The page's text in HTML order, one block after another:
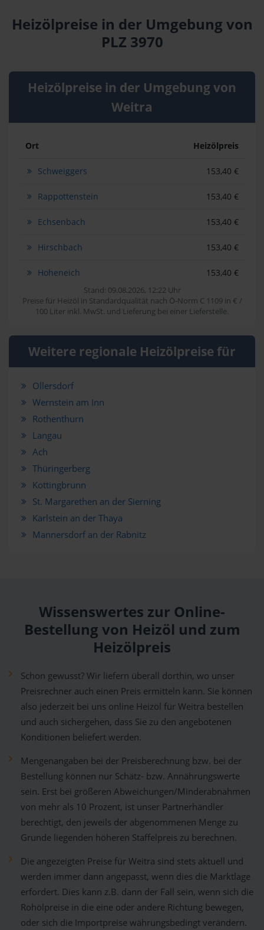
Heizölpreise in der Umgebung von
PLZ 3970
Heizölpreise in der Umgebung von
Weitra
Ort Heizölpreis
Schweiggers 153,40 €
Rappottenstein 153,40 €
Echsenbach 153,40 €
Hirschbach 153,40 €
Hoheneich 153,40 €
Stand: 09.08.2026, 12:22 Uhr
Preise für Heizöl in Standardqualität nach Ö-Norm C 1109 in € /
100 Liter inkl. MwSt. und Lieferung bei einer Lieferstelle.
Weitere regionale Heizölpreise für
Ollersdorf
Wernstein am Inn
Rothenthurn
Langau
Ach
Thüringerberg
Kottingbrunn
St. Margarethen an der Sierning
Karlstein an der Thaya
Mannersdorf an der Rabnitz
Wissenswertes zur Online-
Bestellung von Heizöl und zum
Heizölpreis
Schon gewusst? Wir liefern überall dorthin, wo unser
Preisrechner auch einen Preis ermitteln kann. Sie können
also jederzeit bei uns online Heizöl für Weitra bestellen
und auch sichergehen, dass Sie zu den angebotenen
Konditionen beliefert werden.
Mengenangaben bei der Preisberechnung bzw. bei der
Bestellung können nur Schätz- bzw. Annährungswerte
sein. Erst bei größeren Abweichungen/Minderabnahmen
von mehr als 10 Prozent, ist unser Partnerhändler
berechtigt, den jeweils der abgenommenen Menge zu
Grunde liegenden höheren Staffelpreis zu berechnen.
Die angezeigten Preise für Weitra sind stets aktuell und
werden immer dann angepasst, wenn dies die Marktlage
erfordert. Dies kann z.B. dann der Fall sein, wenn sich die
Rohölpreise in die eine oder andere Richtung bewegen,
oder sich die Importpreise währungsbedingt verändern.